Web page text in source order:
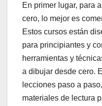
En primer lugar, para
cero, lo mejor es
Estos cursos están
para principiantes y
herramientas y
a dibujar desde cero.
lecciones paso a
materiales de lectura